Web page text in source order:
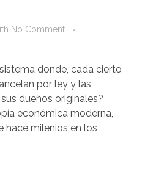
No Comment
donde, cada cierto
por ley y las
dueños originales?
económica moderna,
hace milenios en los